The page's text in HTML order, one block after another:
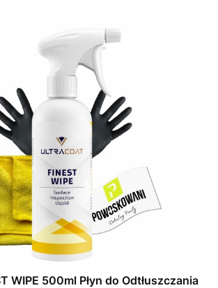
WIPE 500ml Płyn do Odtłuszczania